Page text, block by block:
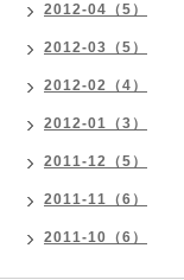
2012-04（5）
2012-03（5）
2012-02（4）
2012-01（3）
2011-12（5）
2011-11（6）
2011-10（6）